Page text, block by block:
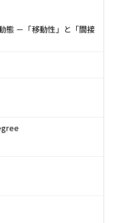
態 －「移動性」と「間接